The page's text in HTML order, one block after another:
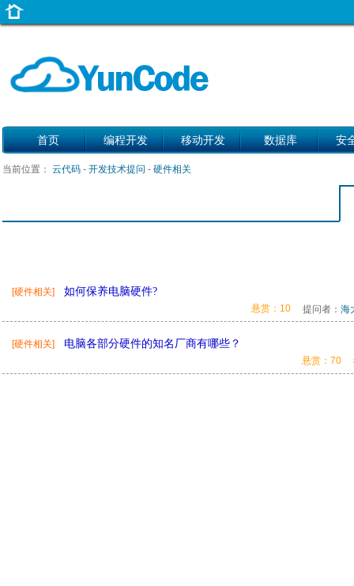
首页 编程开发 移动开发 数据库 安
当前位置： 云代码 - 开发技术提问 - 硬件相关
[硬件相关] 如何保养电脑硬件?
提问者： 海
悬赏：10
[硬件相关] 电脑各部分硬件的知名厂商有哪些？
悬赏：70